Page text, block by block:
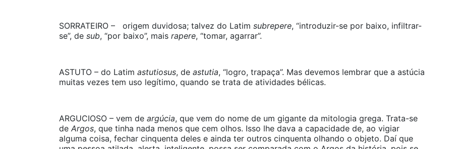
SORRATEIRO – origem duvidosa; talvez do Latim subrepere, “introduzir-se por baixo, infiltrar-
se”, de sub, “por baixo”, mais rapere, “tomar, agarrar”.
ASTUTO – do Latim astutiosus, de astutia, “logro, trapaça”. Mas devemos lembrar que a astúcia
muitas vezes tem uso legítimo, quando se trata de atividades bélicas.
ARGUCIOSO – vem de argúcia, que vem do nome de um gigante da mitologia grega. Trata-se
de Argos, que tinha nada menos que cem olhos. Isso lhe dava a capacidade de, ao vigiar
alguma coisa, fechar cinquenta deles e ainda ter outros cinquenta olhando o objeto. Daí que